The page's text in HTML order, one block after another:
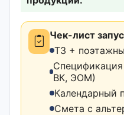
Чек-лист
ТЗ +
ВК, ЭОМ)
Календарный
Смета с